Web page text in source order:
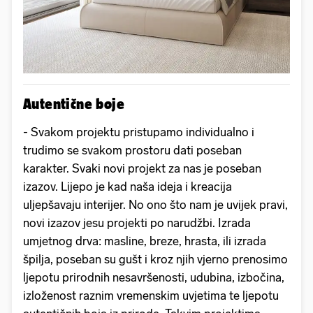
Autentične boje
- Svakom projektu pristupamo individualno i
trudimo se svakom prostoru dati poseban
karakter. Svaki novi projekt za nas je poseban
izazov. Lijepo je kad naša ideja i kreacija
uljepšavaju interijer. No ono što nam je uvijek pravi,
novi izazov jesu projekti po narudžbi. Izrada
umjetnog drva: masline, breze, hrasta, ili izrada
špilja, poseban su gušt i kroz njih vjerno prenosimo
ljepotu prirodnih nesavršenosti, udubina, izbočina,
izloženost raznim vremenskim uvjetima te ljepotu